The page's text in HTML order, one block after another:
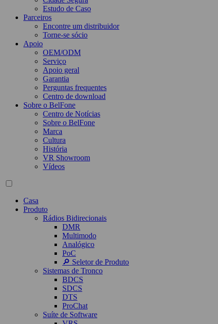
Estudo de Caso
Parceiros
Encontre um distribuidor
Torne-se sócio
Apoio
OEM/ODM
Serviço
Apoio geral
Garantia
Perguntas frequentes
Centro de download
Sobre o BelFone
Centro de Notícias
Sobre o BelFone
Marca
Cultura
História
VR Showroom
Vídeos
Casa
Produto
Rádios Bidirecionais
DMR
Multimodo
Analógico
PoC
🔎 Seletor de Produto
Sistemas de Tronco
BDCS
SDCS
DTS
ProChat
Suíte de Software